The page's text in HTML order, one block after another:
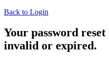
Back to Login
Your password
invalid or expired.